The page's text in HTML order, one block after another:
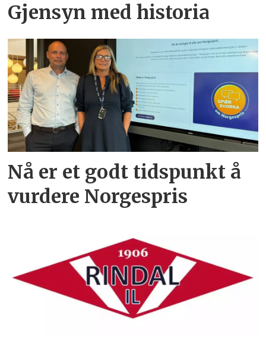
Gjensyn med historia
Nå er et godt tidspunkt å
vurdere Norgespris